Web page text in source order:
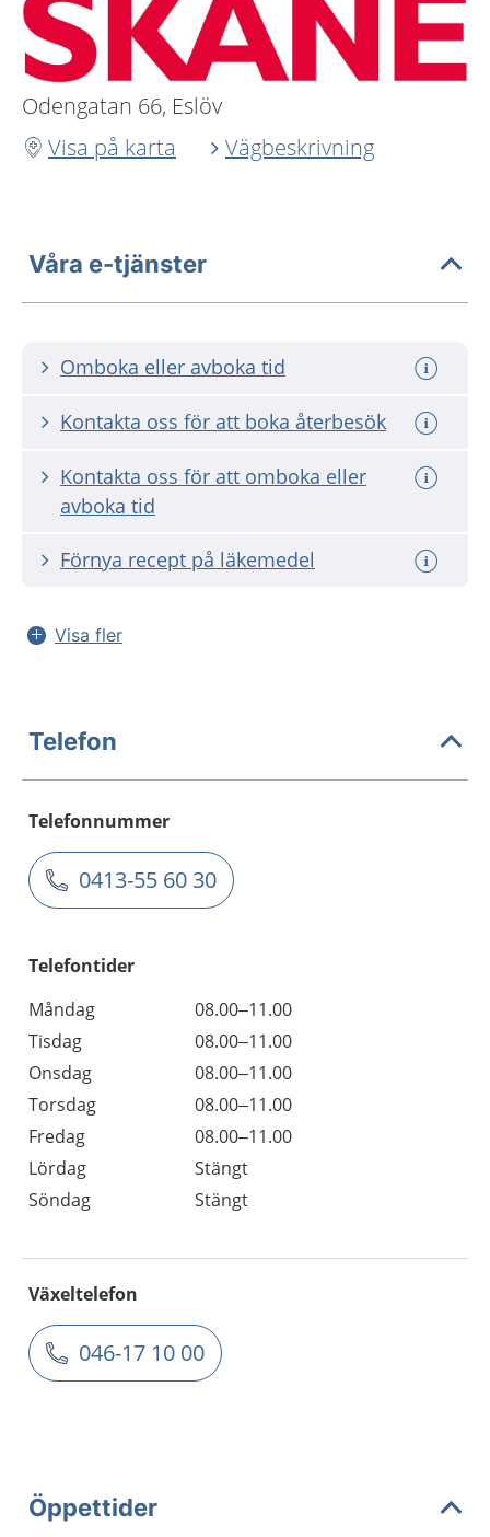
Odengatan 66, Eslöv
Visa på karta
Vägbeskrivning
Våra e-tjänster
Omboka eller avboka tid
Kontakta oss för att boka återbesök
Kontakta oss för att omboka eller
avboka tid
Förnya recept på läkemedel
Visa fler
Telefon
Telefonnummer
0413-55 60 30
Telefontider
Måndag
08.00–11.00
Tisdag
08.00–11.00
Onsdag
08.00–11.00
Torsdag
08.00–11.00
Fredag
08.00–11.00
Lördag
Stängt
Söndag
Stängt
Växeltelefon
046-17 10 00
Öppettider